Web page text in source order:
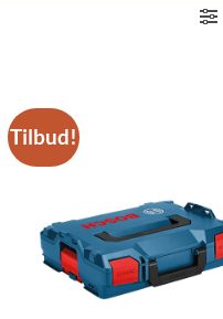
Tilbud!